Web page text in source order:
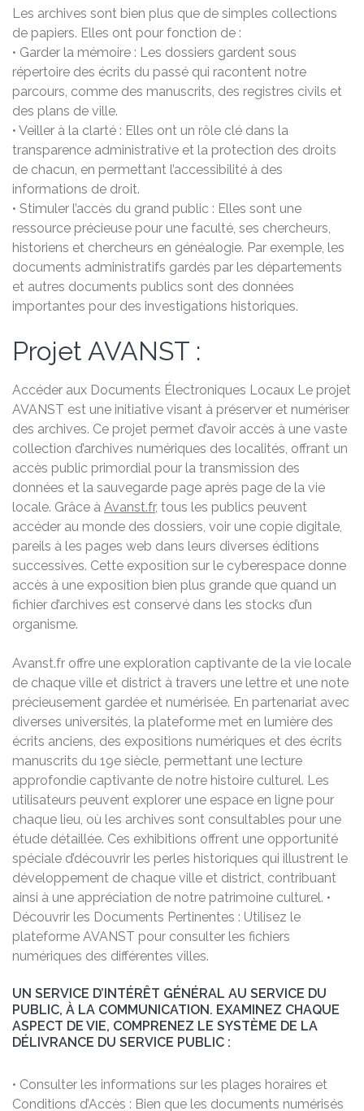
Les archives sont bien plus que de simples collections
de papiers. Elles ont pour fonction de :
• Garder la mémoire : Les dossiers gardent sous
répertoire des écrits du passé qui racontent notre
parcours, comme des manuscrits, des registres civils et
des plans de ville.
• Veiller à la clarté : Elles ont un rôle clé dans la
transparence administrative et la protection des droits
de chacun, en permettant l’accessibilité à des
informations de droit.
• Stimuler l’accès du grand public : Elles sont une
ressource précieuse pour une faculté, ses chercheurs,
historiens et chercheurs en généalogie. Par exemple, les
documents administratifs gardés par les départements
et autres documents publics sont des données
importantes pour des investigations historiques.
Projet AVANST :
Accéder aux Documents Électroniques Locaux Le projet
AVANST est une initiative visant à préserver et numériser
des archives. Ce projet permet d’avoir accès à une vaste
collection d’archives numériques des localités, offrant un
accès public primordial pour la transmission des
données et la sauvegarde page après page de la vie
locale. Grâce à Avanst.fr, tous les publics peuvent
accéder au monde des dossiers, voir une copie digitale,
pareils à les pages web dans leurs diverses éditions
successives. Cette exposition sur le cyberespace donne
accès à une exposition bien plus grande que quand un
fichier d’archives est conservé dans les stocks d’un
organisme.
Avanst.fr offre une exploration captivante de la vie locale
de chaque ville et district à travers une lettre et une note
précieusement gardée et numérisée. En partenariat avec
diverses universités, la plateforme met en lumière des
écrits anciens, des expositions numériques et des écrits
manuscrits du 19e siècle, permettant une lecture
approfondie captivante de notre histoire culturel. Les
utilisateurs peuvent explorer une espace en ligne pour
chaque lieu, où les archives sont consultables pour une
étude détaillée. Ces exhibitions offrent une opportunité
spéciale d’découvrir les perles historiques qui illustrent le
développement de chaque ville et district, contribuant
ainsi à une appréciation de notre patrimoine culturel. •
Découvrir les Documents Pertinentes : Utilisez le
plateforme AVANST pour consulter les fichiers
numériques des différentes villes.
UN SERVICE D’INTÉRÊT GÉNÉRAL AU SERVICE DU
PUBLIC, À LA COMMUNICATION. EXAMINEZ CHAQUE
ASPECT DE VIE, COMPRENEZ LE SYSTÈME DE LA
DÉLIVRANCE DU SERVICE PUBLIC :
• Consulter les informations sur les plages horaires et
Conditions d’Accès : Bien que les documents numérisés